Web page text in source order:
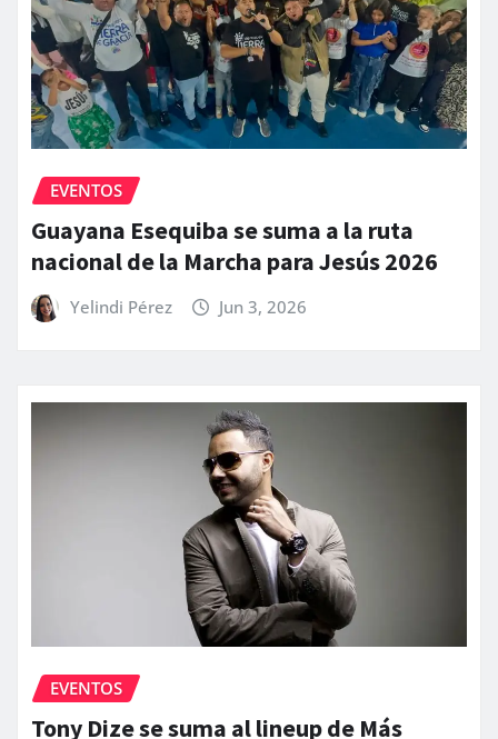
EVENTOS
Guayana Esequiba se suma a la ruta
nacional de la Marcha para Jesús 2026
Yelindi Pérez Jun 3, 2026
EVENTOS
Tony Dize se suma al lineup de Más